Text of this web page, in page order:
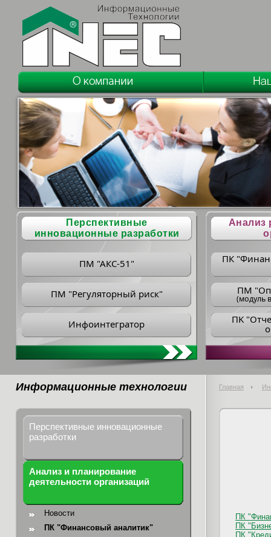
Перспективные
инновационные разработки
ПМ "АКС-51"
ПМ "Регуляторный риск"
Инфоинтегратор
Анализ
ПК
ПM
(модуль
ПK
Информационные технологии Главная
Перспективные инновационные
разработки
Анализ и планирование
деятельности организаций
Новости
ПК "Финансовый аналитик"
ПК
ПК
ПК